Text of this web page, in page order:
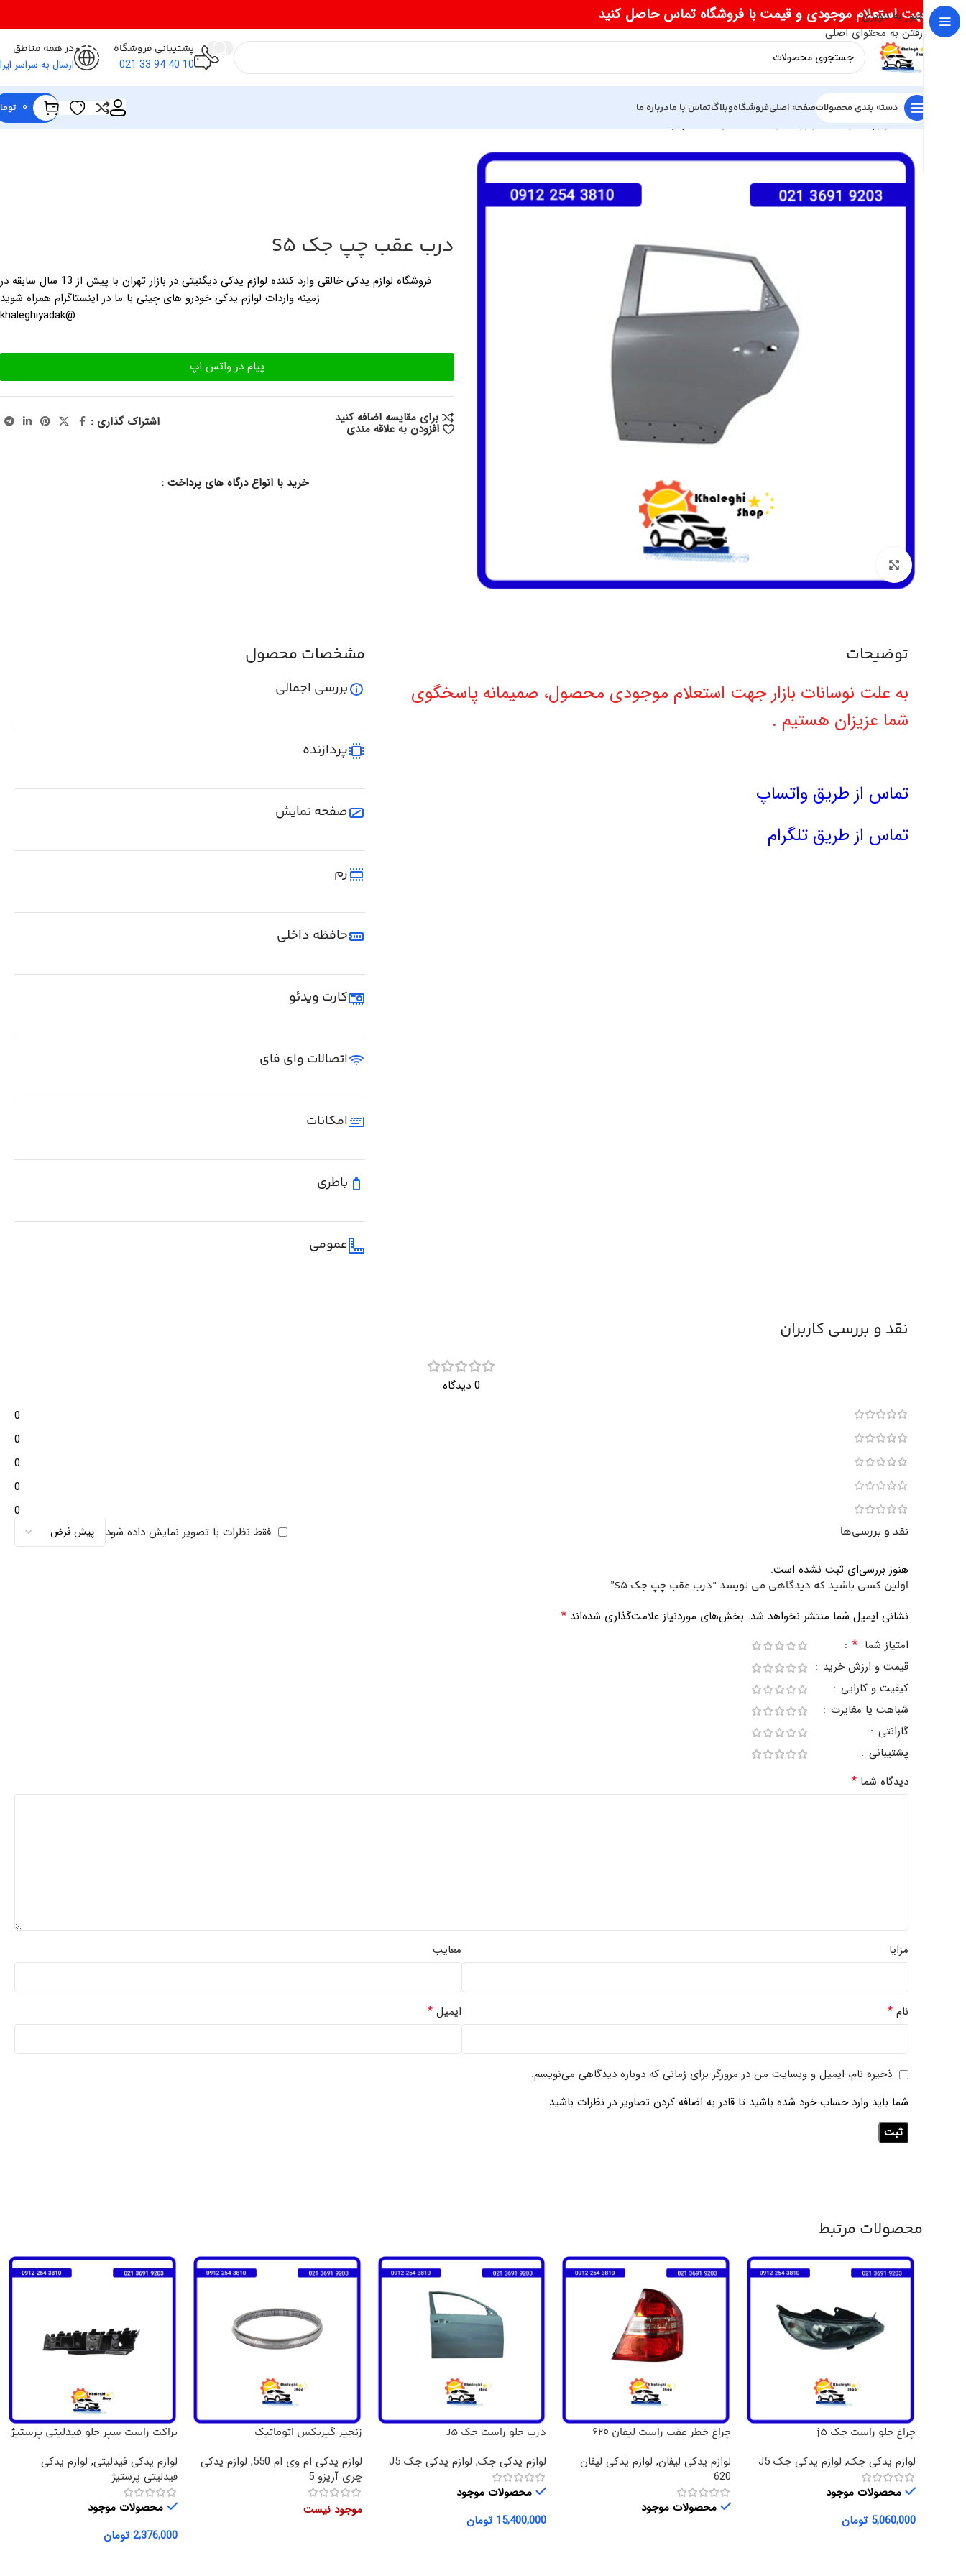
عبور به ناوبری
رفتن به محتوای اصلی
جهت استعلام موجودی و قیمت با فروشگاه تماس حاصل کنید
پشتیبانی فروشگاه
10 40 94 33 021
در همه مناطق
ارسال به سراسر
دسته بندی محصولاتصفحه اصلیفروشگاهوبلاگتماس با مادرباره ما 0
خانه لوازم یدکی جک
درب عقب چپ جک S5
فروشگاه لوازم یدکی خالقی وارد کننده لوازم یدکی دیگنیتی در بازار تهران با پیش از 13 سال سابقه در
زمینه واردات لوازم یدکی خودرو های چینی با ما در اینستاگرام همراه شوید
@khaleghiyadak
پیام در واتس اپ
برای مقایسه اضافه کنید
افزودن به علاقه مندی اشتراک گذاری :
خرید با انواع درگاه های پرداخت :
توضیحات
به علت نوسانات بازار جهت استعلام موجودی محصول، صمیمانه پاسخگوی
شما عزیزان هستیم .
تماس از طریق واتساپ
تماس از طریق تلگرام
مشخصات محصول
بررسی اجمالی
پردازنده
صفحه نمایش
رم
حافظه داخلی
کارت ویدئو
اتصالات وای فای
امکانات
باطری
عمومی
نقد و بررسی کاربران
0 دیدگاه
0
0
0
0
0
نقد و بررسی‌ها فقط نظرات با تصویر نمایش داده شود
هنوز بررسی‌ای ثبت نشده است.
اولین کسی باشید که دیدگاهی می نویسد “درب عقب چپ جک S5”
نشانی ایمیل شما منتشر نخواهد شد. بخش‌های موردنیاز علامت‌گذاری شده‌اند *
امتیاز شما *
قیمت و ارزش خرید
کیفیت و کارایی
شباهت یا مغایرت
گارانتی
پشتیبانی
دیدگاه شما *
مزایا معایب
نام * ایمیل *
ذخیره نام، ایمیل و وبسایت من در مرورگر برای زمانی که دوباره دیدگاهی می‌نویسم.
شما باید وارد حساب خود شده باشید تا قادر به اضافه کردن تصاویر در نظرات باشید.
محصولات مرتبط
چراغ جلو راست جک j5
لوازم یدکی جک, لوازم یدکی جک J5
محصولات موجود
5,060,000 تومان
چراغ خطر عقب راست لیفان 620
لوازم یدکی لیفان, لوازم یدکی لیفان
620
محصولات موجود
درب جلو راست جک J5
لوازم یدکی جک, لوازم یدکی جک J5
محصولات موجود
15,400,000 تومان
زنجیر گیربکس اتوماتیک
لوازم یدکی ام وی ام 550 , لوازم یدکی
چری آریزو 5
موجود نیست
براکت راست سپر جلو فیدلیتی پرستیژ
لوازم یدکی فیدلیتی, لوازم یدکی
فیدلیتی پرستیژ
محصولات موجود
2,376,000 تومان